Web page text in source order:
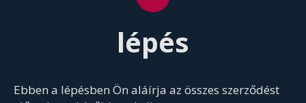
lépés
Ebben a lépésben Ön aláírja az összes szerződést